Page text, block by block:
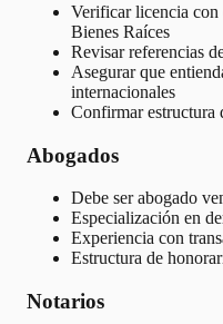
Verificar licencia
Bienes Raíces
Revisar referencias
Asegurar que
internacionales
Confirmar estructura
Abogados
Debe ser abogado
Especialización en
Experiencia con
Estructura de
Notarios